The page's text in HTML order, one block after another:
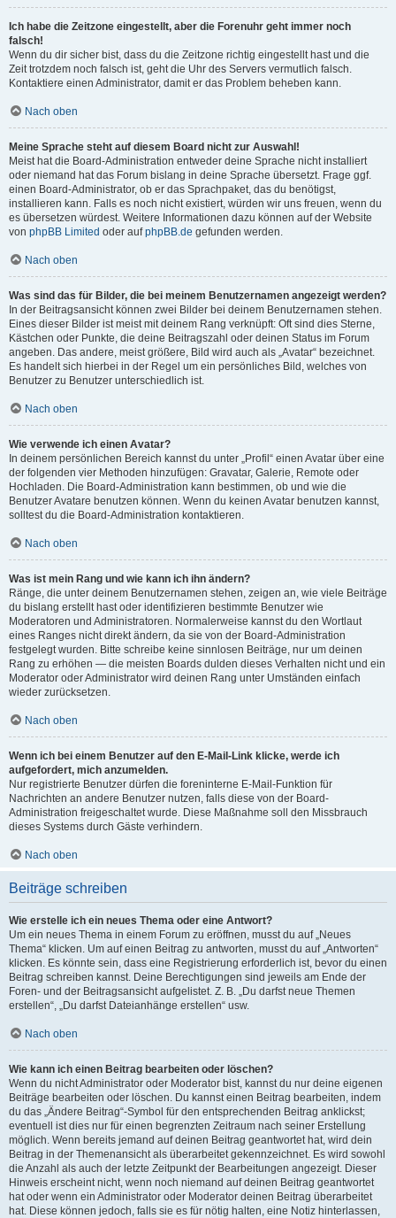
Ich habe die Zeitzone eingestellt, aber die Forenuhr geht immer noch
falsch!
Wenn du dir sicher bist, dass du die Zeitzone richtig eingestellt hast und die
Zeit trotzdem noch falsch ist, geht die Uhr des Servers vermutlich falsch.
Kontaktiere einen Administrator, damit er das Problem beheben kann.
Nach oben
Meine Sprache steht auf diesem Board nicht zur Auswahl!
Meist hat die Board-Administration entweder deine Sprache nicht installiert
oder niemand hat das Forum bislang in deine Sprache übersetzt. Frage ggf.
einen Board-Administrator, ob er das Sprachpaket, das du benötigst,
installieren kann. Falls es noch nicht existiert, würden wir uns freuen, wenn du
es übersetzen würdest. Weitere Informationen dazu können auf der Website
von phpBB Limited oder aufphpBB.de gefunden werden.
Nach oben
Was sind das für Bilder, die bei meinem Benutzernamen angezeigt werden?
In der Beitragsansicht können zwei Bilder bei deinem Benutzernamen stehen.
Eines dieser Bilder ist meist mit deinem Rang verknüpft: Oft sind dies Sterne,
Kästchen oder Punkte, die deine Beitragszahl oder deinen Status im Forum
angeben. Das andere, meist größere, Bild wird auch als „Avatar“ bezeichnet.
Es handelt sich hierbei in der Regel um ein persönliches Bild, welches von
Benutzer zu Benutzer unterschiedlich ist.
Nach oben
Wie verwende ich einen Avatar?
In deinem persönlichen Bereich kannst du unter „Profil“ einen Avatar über eine
der folgenden vier Methoden hinzufügen: Gravatar, Galerie, Remote oder
Hochladen. Die Board-Administration kann bestimmen, ob und wie die
Benutzer Avatare benutzen können. Wenn du keinen Avatar benutzen kannst,
solltest du die Board-Administration kontaktieren.
Nach oben
Was ist mein Rang und wie kann ich ihn ändern?
Ränge, die unter deinem Benutzernamen stehen, zeigen an, wie viele Beiträge
du bislang erstellt hast oder identifizieren bestimmte Benutzer wie
Moderatoren und Administratoren. Normalerweise kannst du den Wortlaut
eines Ranges nicht direkt ändern, da sie von der Board-Administration
festgelegt wurden. Bitte schreibe keine sinnlosen Beiträge, nur um deinen
Rang zu erhöhen — die meisten Boards dulden dieses Verhalten nicht und ein
Moderator oder Administrator wird deinen Rang unter Umständen einfach
wieder zurücksetzen.
Nach oben
Wenn ich bei einem Benutzer auf den E-Mail-Link klicke, werde ich
aufgefordert, mich anzumelden.
Nur registrierte Benutzer dürfen die foreninterne E-Mail-Funktion für
Nachrichten an andere Benutzer nutzen, falls diese von der Board-
Administration freigeschaltet wurde. Diese Maßnahme soll den Missbrauch
dieses Systems durch Gäste verhindern.
Nach oben
Beiträge schreiben
Wie erstelle ich ein neues Thema oder eine Antwort?
Um ein neues Thema in einem Forum zu eröffnen, musst du auf „Neues
Thema“ klicken. Um auf einen Beitrag zu antworten, musst du auf „Antworten“
klicken. Es könnte sein, dass eine Registrierung erforderlich ist, bevor du einen
Beitrag schreiben kannst. Deine Berechtigungen sind jeweils am Ende der
Foren- und der Beitragsansicht aufgelistet. Z. B. „Du darfst neue Themen
erstellen“, „Du darfst Dateianhänge erstellen“ usw.
Nach oben
Wie kann ich einen Beitrag bearbeiten oder löschen?
Wenn du nicht Administrator oder Moderator bist, kannst du nur deine eigenen
Beiträge bearbeiten oder löschen. Du kannst einen Beitrag bearbeiten, indem
du das „Ändere Beitrag“-Symbol für den entsprechenden Beitrag anklickst;
eventuell ist dies nur für einen begrenzten Zeitraum nach seiner Erstellung
möglich. Wenn bereits jemand auf deinen Beitrag geantwortet hat, wird dein
Beitrag in der Themenansicht als überarbeitet gekennzeichnet. Es wird sowohl
die Anzahl als auch der letzte Zeitpunkt der Bearbeitungen angezeigt. Dieser
Hinweis erscheint nicht, wenn noch niemand auf deinen Beitrag geantwortet
hat oder wenn ein Administrator oder Moderator deinen Beitrag überarbeitet
hat. Diese können jedoch, falls sie es für nötig halten, eine Notiz hinterlassen,